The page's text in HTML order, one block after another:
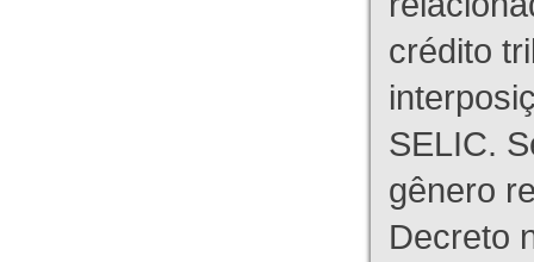
crédito
SELIC.
gênero
Decreto